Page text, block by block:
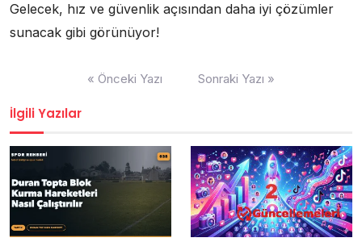
Gelecek, hız ve güvenlik açısından daha iyi çözümler
sunacak gibi görünüyor!
« Önceki Yazı Sonraki Yazı »
İlgili Yazılar